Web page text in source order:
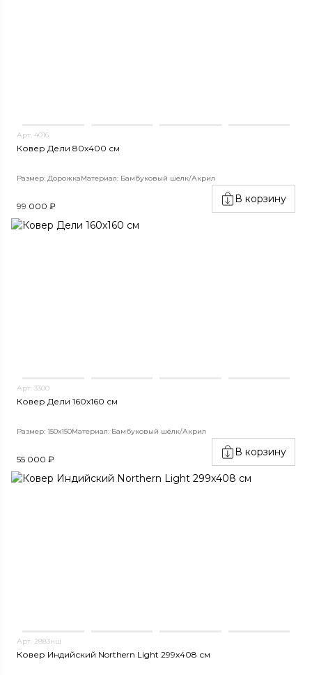
Арт. 4016
Ковер Дели 80х400 см
Размер: ДорожкаМатериал: Бамбуковый шёлк/Акрил
99 000 ₽
В корзину
Арт. 3300
Ковер Дели 160х160 см
Размер: 150х150Материал: Бамбуковый шёлк/Акрил
55 000 ₽
В корзину
Арт. 2883нш
Ковер Индийский Northern Light 299x408 см